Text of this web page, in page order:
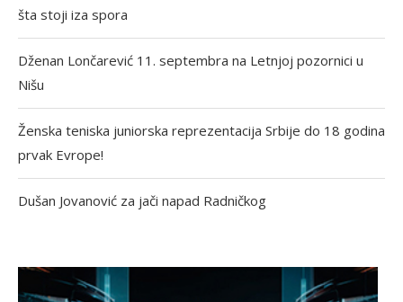
šta stoji iza spora
Dženan Lončarević 11. septembra na Letnjoj pozornici u
Nišu
Ženska teniska juniorska reprezentacija Srbije do 18 godina
prvak Evrope!
Dušan Jovanović za jači napad Radničkog